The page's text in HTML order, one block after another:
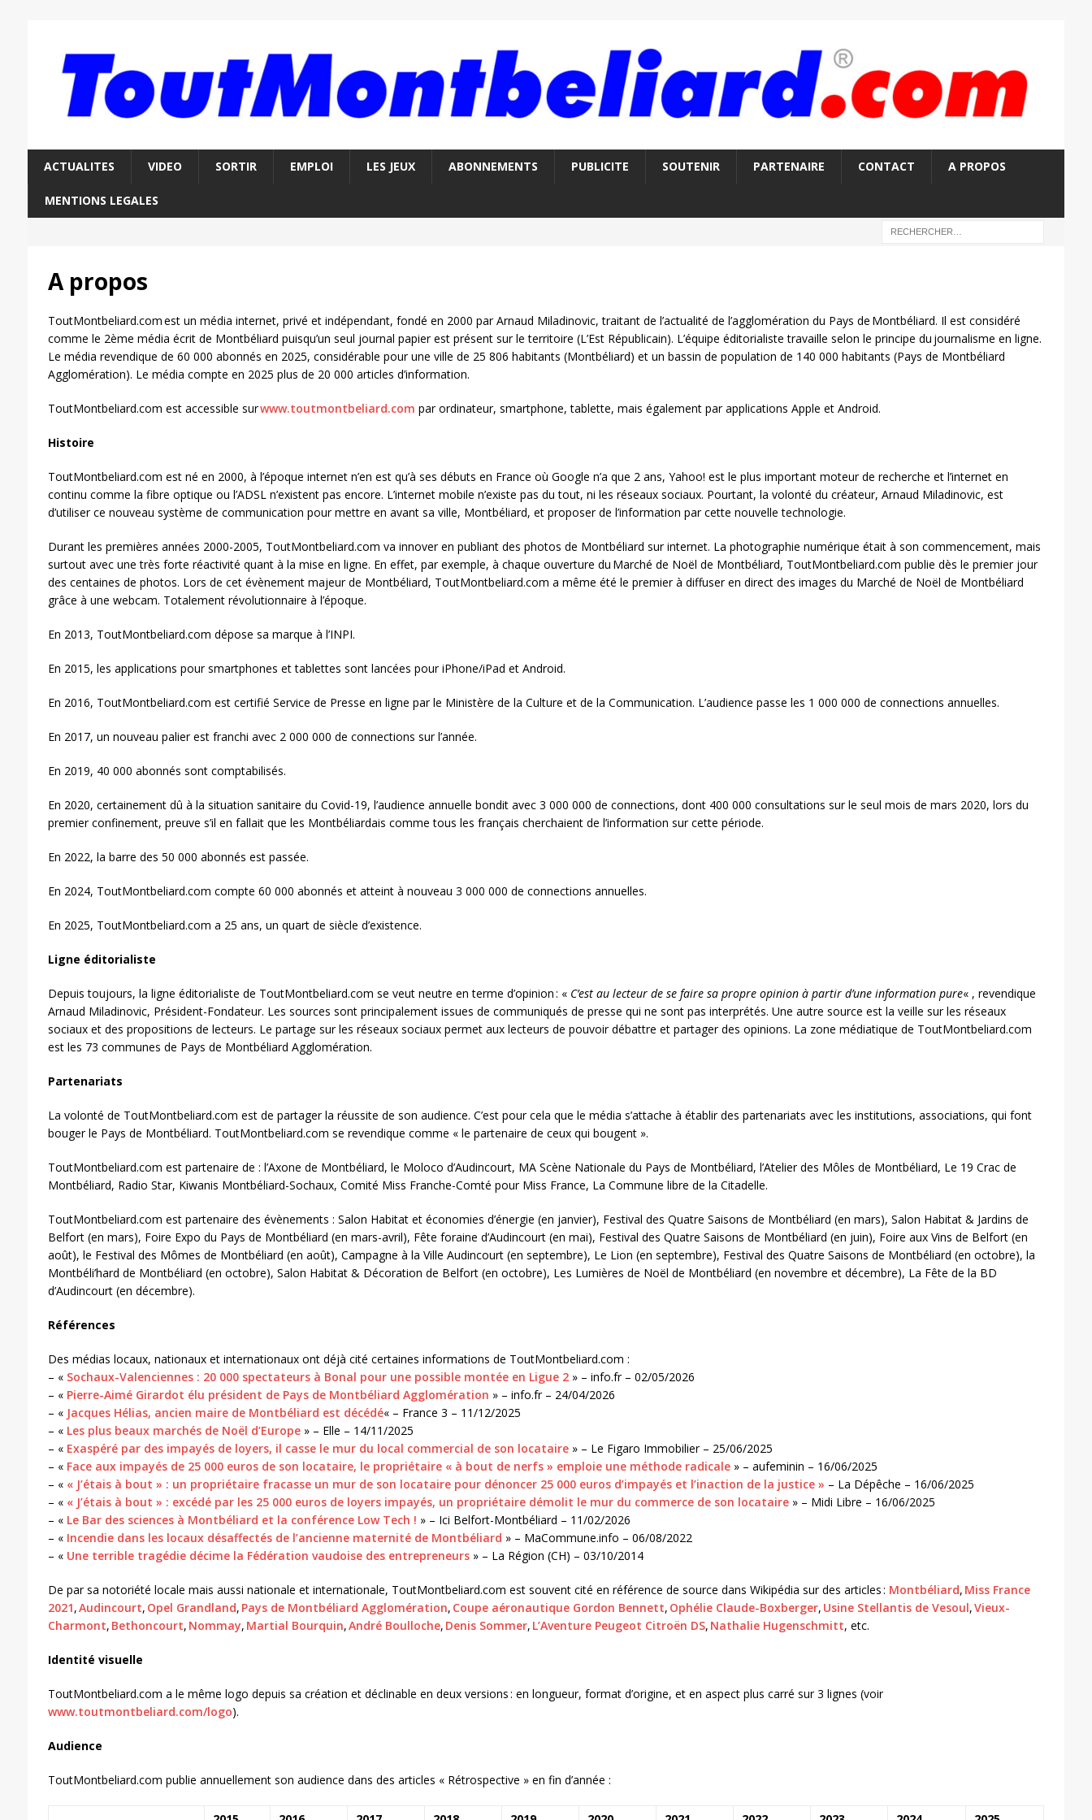
ACTUALITES VIDEO SORTIR EMPLOI LES JEUX ABONNEMENTS PUBLICITE SOUTENIR PARTENAIRE CONTACT A PROPOS
MENTIONS LEGALES
A propos
ToutMontbeliard.com est un média internet, privé et indépendant, fondé en 2000 par Arnaud Miladinovic, traitant de l’actualité de l’agglomération du Pays de Montbéliard. Il est considéré
comme le 2ème média écrit de Montbéliard puisqu’un seul journal papier est présent sur le territoire (L’Est Républicain). L’équipe éditorialiste travaille selon le principe du journalisme en ligne.
Le média revendique de 60 000 abonnés en 2025, considérable pour une ville de 25 806 habitants (Montbéliard) et un bassin de population de 140 000 habitants (Pays de Montbéliard
Agglomération). Le média compte en 2025 plus de 20 000 articles d’information.
ToutMontbeliard.com est accessible surwww.toutmontbeliard.com par ordinateur, smartphone, tablette, mais également par applications Apple et Android.
Histoire
ToutMontbeliard.com est né en 2000, à l’époque internet n’en est qu’à ses débuts en France où Google n’a que 2 ans, Yahoo! est le plus important moteur de recherche et l’internet en
continu comme la fibre optique ou l’ADSL n’existent pas encore. L’internet mobile n’existe pas du tout, ni les réseaux sociaux. Pourtant, la volonté du créateur, Arnaud Miladinovic, est
d’utiliser ce nouveau système de communication pour mettre en avant sa ville, Montbéliard, et proposer de l’information par cette nouvelle technologie.
Durant les premières années 2000-2005, ToutMontbeliard.com va innover en publiant des photos de Montbéliard sur internet. La photographie numérique était à son commencement, mais
surtout avec une très forte réactivité quant à la mise en ligne. En effet, par exemple, à chaque ouverture du Marché de Noël de Montbéliard, ToutMontbeliard.com publie dès le premier jour
des centaines de photos. Lors de cet évènement majeur de Montbéliard, ToutMontbeliard.com a même été le premier à diffuser en direct des images du Marché de Noël de Montbéliard
grâce à une webcam. Totalement révolutionnaire à l’époque.
En 2013, ToutMontbeliard.com dépose sa marque à l’INPI.
En 2015, les applications pour smartphones et tablettes sont lancées pour iPhone/iPad et Android.
En 2016, ToutMontbeliard.com est certifié Service de Presse en ligne par le Ministère de la Culture et de la Communication. L’audience passe les 1 000 000 de connections annuelles.
En 2017, un nouveau palier est franchi avec 2 000 000 de connections sur l’année.
En 2019, 40 000 abonnés sont comptabilisés.
En 2020, certainement dû à la situation sanitaire du Covid-19, l’audience annuelle bondit avec 3 000 000 de connections, dont 400 000 consultations sur le seul mois de mars 2020, lors du
premier confinement, preuve s’il en fallait que les Montbéliardais comme tous les français cherchaient de l’information sur cette période.
En 2022, la barre des 50 000 abonnés est passée.
En 2024, ToutMontbeliard.com compte 60 000 abonnés et atteint à nouveau 3 000 000 de connections annuelles.
En 2025, ToutMontbeliard.com a 25 ans, un quart de siècle d’existence.
Ligne éditorialiste
Depuis toujours, la ligne éditorialiste de ToutMontbeliard.com se veut neutre en terme d’opinion : « C’est au lecteur de se faire sa propre opinion à partir d’une information pure« , revendique
Arnaud Miladinovic, Président-Fondateur. Les sources sont principalement issues de communiqués de presse qui ne sont pas interprétés. Une autre source est la veille sur les réseaux
sociaux et des propositions de lecteurs. Le partage sur les réseaux sociaux permet aux lecteurs de pouvoir débattre et partager des opinions. La zone médiatique de ToutMontbeliard.com
est les 73 communes de Pays de Montbéliard Agglomération.
Partenariats
La volonté de ToutMontbeliard.com est de partager la réussite de son audience. C’est pour cela que le média s’attache à établir des partenariats avec les institutions, associations, qui font
bouger le Pays de Montbéliard. ToutMontbeliard.com se revendique comme « le partenaire de ceux qui bougent ».
ToutMontbeliard.com est partenaire de : l’Axone de Montbéliard, le Moloco d’Audincourt, MA Scène Nationale du Pays de Montbéliard, l’Atelier des Môles de Montbéliard, Le 19 Crac de
Montbéliard, Radio Star, Kiwanis Montbéliard-Sochaux, Comité Miss Franche-Comté pour Miss France, La Commune libre de la Citadelle.
ToutMontbeliard.com est partenaire des évènements : Salon Habitat et économies d’énergie (en janvier), Festival des Quatre Saisons de Montbéliard (en mars), Salon Habitat & Jardins de
Belfort (en mars), Foire Expo du Pays de Montbéliard (en mars-avril), Fête foraine d’Audincourt (en mai), Festival des Quatre Saisons de Montbéliard (en juin), Foire aux Vins de Belfort (en
août), le Festival des Mômes de Montbéliard (en août), Campagne à la Ville Audincourt (en septembre), Le Lion (en septembre), Festival des Quatre Saisons de Montbéliard (en octobre), la
Montbéli’hard de Montbéliard (en octobre), Salon Habitat & Décoration de Belfort (en octobre), Les Lumières de Noël de Montbéliard (en novembre et décembre), La Fête de la BD
d’Audincourt (en décembre).
Références
Des médias locaux, nationaux et internationaux ont déjà cité certaines informations de ToutMontbeliard.com :
– « Sochaux-Valenciennes : 20 000 spectateurs à Bonal pour une possible montée en Ligue 2» – info.fr – 02/05/2026
– « Pierre-Aimé Girardot élu président de Pays de Montbéliard Agglomération » – info.fr – 24/04/2026
– « Jacques Hélias, ancien maire de Montbéliard est décédé« – France 3 – 11/12/2025
– « Les plus beaux marchés de Noël d’Europe» – Elle – 14/11/2025
– « Exaspéré par des impayés de loyers, il casse le mur du local commercial de son locataire» – Le Figaro Immobilier – 25/06/2025
– « Face aux impayés de 25 000 euros de son locataire, le propriétaire « à bout de nerfs » emploie une méthode radicale» – aufeminin – 16/06/2025
– « « J’étais à bout » : un propriétaire fracasse un mur de son locataire pour dénoncer 25 000 euros d’impayés et l’inaction de la justice » – La Dépêche – 16/06/2025
– « « J’étais à bout » : excédé par les 25 000 euros de loyers impayés, un propriétaire démolit le mur du commerce de son locataire» – Midi Libre – 16/06/2025
– « Le Bar des sciences à Montbéliard et la conférence Low Tech ! » – Ici Belfort-Montbéliard – 11/02/2026
– « Incendie dans les locaux désaffectés de l’ancienne maternité de Montbéliard » – MaCommune.info – 06/08/2022
– « Une terrible tragédie décime la Fédération vaudoise des entrepreneurs» – La Région (CH) – 03/10/2014
De par sa notoriété locale mais aussi nationale et internationale, ToutMontbeliard.com est souvent cité en référence de source dans Wikipédia sur des articles : Montbéliard, Miss France
2021,Audincourt, Opel Grandland, Pays de Montbéliard Agglomération, Coupe aéronautique Gordon Bennett, Ophélie Claude-Boxberger, Usine Stellantis de Vesoul,Vieux-
Charmont, Bethoncourt, Nommay, Martial Bourquin,André Boulloche, Denis Sommer, L’Aventure Peugeot Citroën DS, Nathalie Hugenschmitt, etc.
Identité visuelle
ToutMontbeliard.com a le même logo depuis sa création et déclinable en deux versions : en longueur, format d’origine, et en aspect plus carré sur 3 lignes (voir
www.toutmontbeliard.com/logo).
Audience
ToutMontbeliard.com publie annuellement son audience dans des articles « Rétrospective » en fin d’année :